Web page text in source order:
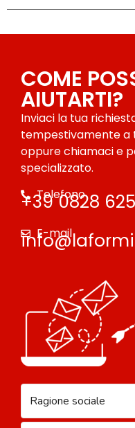
COME
AIUTARTI?
Inviaci la tua
tempestivamente a
oppure chiamaci e
specializzato.
Telefono
+39 0828
E-mail